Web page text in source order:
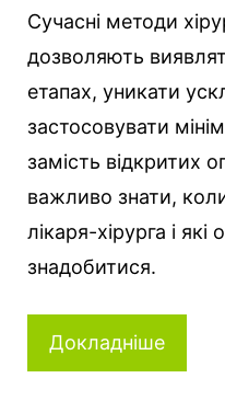
Сучасні методи
дозволяють
етапах, уникати
застосовувати
замість відкритих
важливо знати,
лікаря-хірурга і
знадобитися.
Докладніше